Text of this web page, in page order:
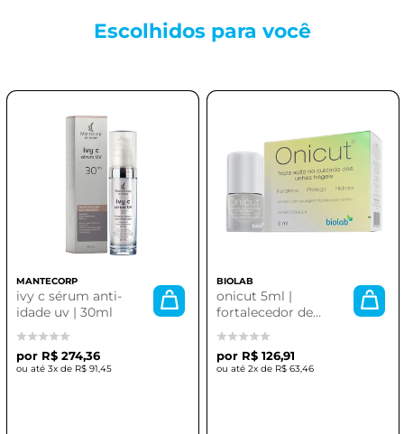
Escolhidos para você
MANTECORP
ivy c sérum anti-
idade uv | 30ml
R$ 274,36
3x de R$ 91,45
BIOLAB
onicut 5ml |
fortalecedor de
unhas professional
R$ 126,91
2x de R$ 63,46